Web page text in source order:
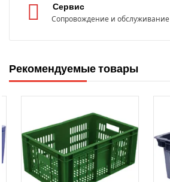
Сервис
Сопровождение и обслуживание
Рекомендуемые товары